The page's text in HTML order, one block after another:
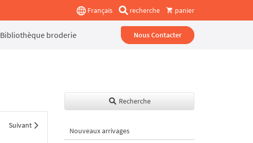
Français recherche panier
Bibliothèque broderie Nous Contacter
Suivant
Recherche
Nouveaux arrivages